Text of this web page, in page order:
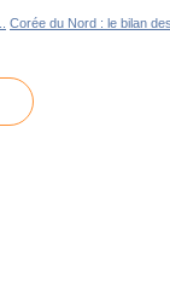
Corée du Nord : le bilan